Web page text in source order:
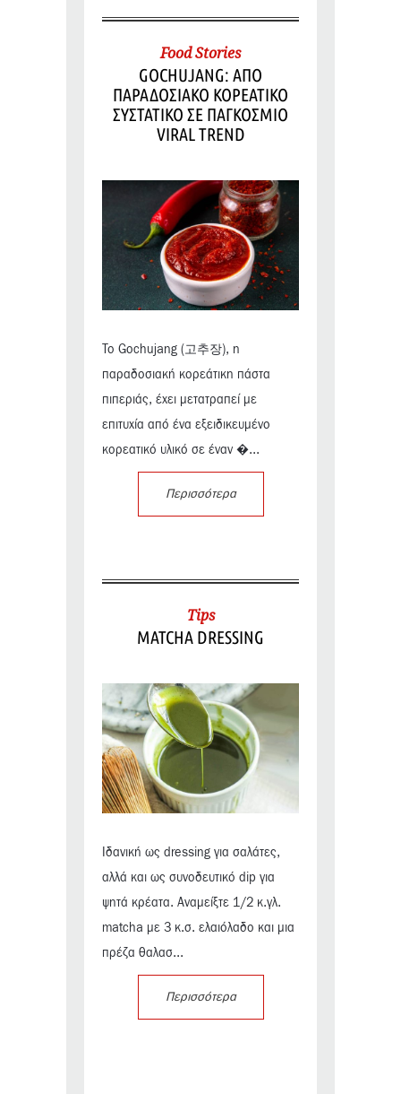
Food Stories
GOCHUJANG: ΑΠΟ
ΠΑΡΑΔΟΣΙΑΚΟ ΚΟΡΕΑΤΙΚΟ
ΣΥΣΤΑΤΙΚΟ ΣΕ ΠΑΓΚΟΣΜΙΟ
VIRAL TREND
Το Gochujang (고추장), η
παραδοσιακή κορεάτικη πάστα
πιπεριάς, έχει μετατραπεί με
επιτυχία από ένα εξειδικευμένο
κορεατικό υλικό σε έναν �...
Περισσότερα
Tips
MATCHA DRESSING
Ιδανική ως dressing για σαλάτες,
αλλά και ως συνοδευτικό dip για
ψητά κρέατα. Αναμείξτε 1/2 κ.γλ.
matcha με 3 κ.σ. ελαιόλαδο και μια
πρέζα θαλασ...
Περισσότερα